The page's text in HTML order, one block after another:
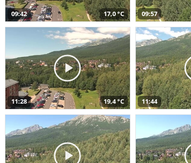
09:42 17,0 °C 09:57
11:28 19,4 °C 11:44